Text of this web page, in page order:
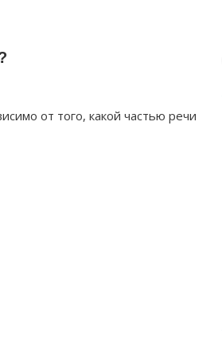
от того, какой частью речи